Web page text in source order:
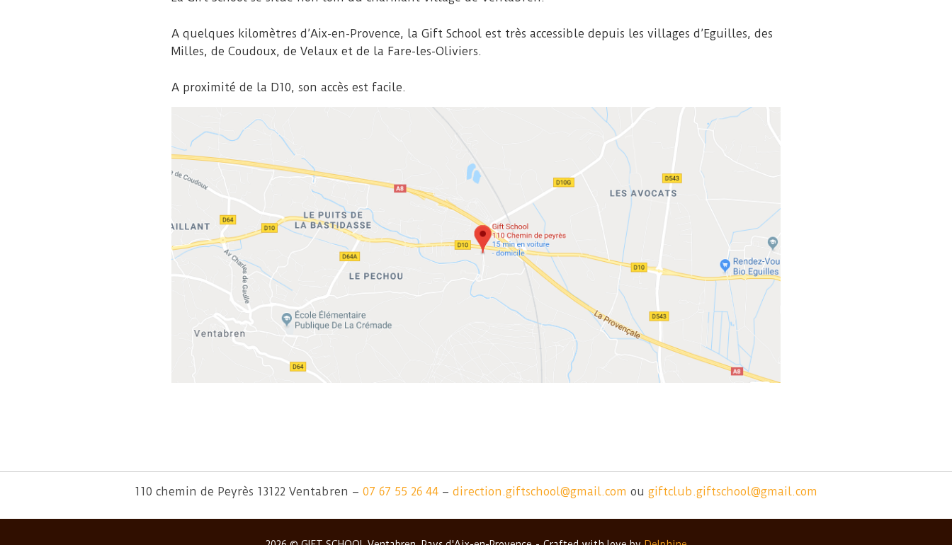
A quelques kilomètres d’Aix-en-Provence, la Gift School est très accessible depuis les villages d’Eguilles, des
Milles, de Coudoux, de Velaux et de la Fare-les-Oliviers.
A proximité de la D10, son accès est facile.
110 chemin de Peyrès 13122 Ventabren – 07 67 55 26 44 – direction.giftschool@gmail.com ou giftclub.giftschool@gmail.com